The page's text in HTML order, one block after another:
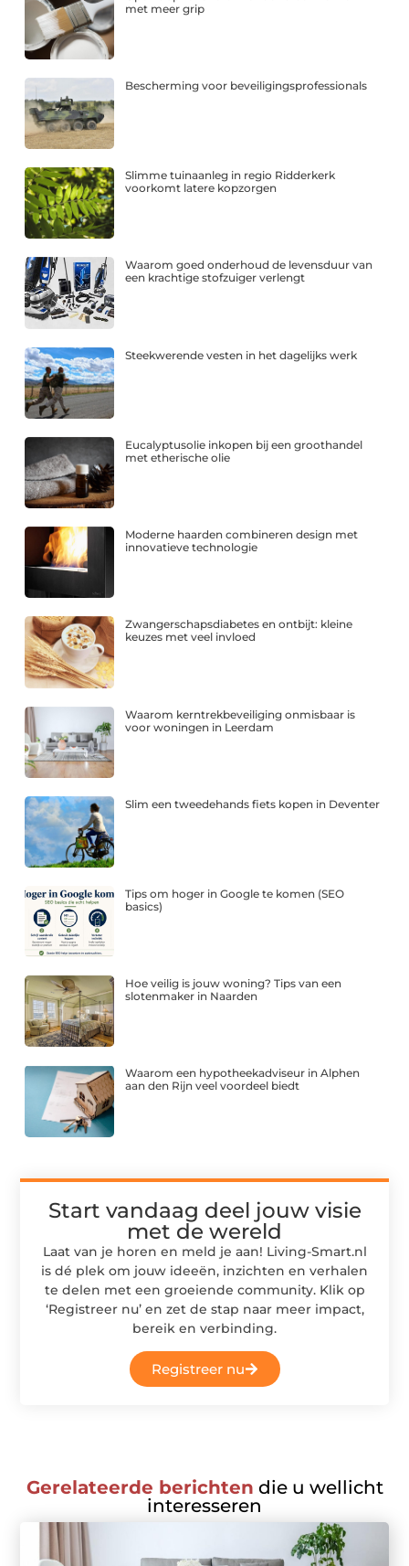
met meer grip
Bescherming voor beveiligingsprofessionals
Slimme tuinaanleg in regio Ridderkerk
voorkomt latere kopzorgen
Waarom goed onderhoud de levensduur van
een krachtige stofzuiger verlengt
Steekwerende vesten in het dagelijks werk
Eucalyptusolie inkopen bij een groothandel
met etherische olie
Moderne haarden combineren design met
innovatieve technologie
Zwangerschapsdiabetes en ontbijt: kleine
keuzes met veel invloed
Waarom kerntrekbeveiliging onmisbaar is
voor woningen in Leerdam
Slim een tweedehands fiets kopen in Deventer
Tips om hoger in Google te komen (SEO
basics)
Hoe veilig is jouw woning? Tips van een
slotenmaker in Naarden
Waarom een hypotheekadviseur in Alphen
aan den Rijn veel voordeel biedt
Start vandaag deel jouw visie
met de wereld
Laat van je horen en meld je aan! Living-Smart.nl
is dé plek om jouw ideeën, inzichten en verhalen
te delen met een groeiende community. Klik op
‘Registreer nu’ en zet de stap naar meer impact,
bereik en verbinding.
Registreer nu
Gerelateerde berichten die u wellicht
interesseren